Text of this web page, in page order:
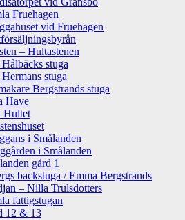
Fruehagen
vid Fruehagen
– Hultastenen
stuga
stuga
Bergstrands stuga
Have
Hultet
i Smålanden
i Smålanden
gård 1
backstuga / Emma Bergstrands
– Nilla Trulsdotters
fattigstugan
12 & 13